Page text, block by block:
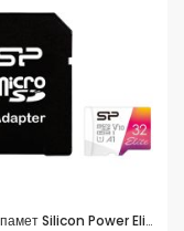
Карта памет Silicon Power Elite Colorful 32GB, microSDXC, Class 10, SD Adapter